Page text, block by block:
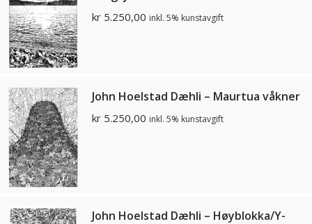
kr 5.250,00 inkl. 5% kunstavgift
John Hoelstad Dæhli – Maurtua våkner
kr 5.250,00 inkl. 5% kunstavgift
John Hoelstad Dæhli – Høyblokka/Y-